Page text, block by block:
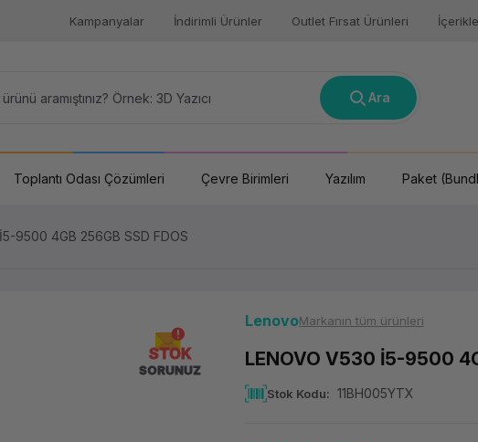
Kampanyalar İndirimli Ürünler Outlet Fırsat Ürünleri
Ara
Toplantı Odası Çözümleri Çevre Birimleri Yazılım Paket
9500 4GB 256GB SSD FDOS
STOK
SORUNUZ
LenovoMarkanın tüm ürünleri
LENOVO V530 İ5-9500
Stok Kodu 11BH005YTX